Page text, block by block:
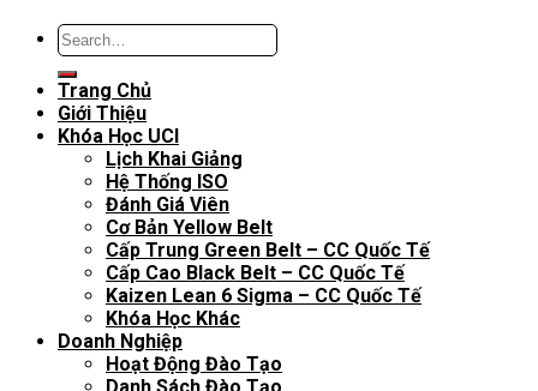
Trang Chủ
Giới Thiệu
Khóa Học UCI
Lịch Khai Giảng
Hệ Thống ISO
Đánh Giá Viên
Cơ Bản Yellow Belt
Cấp Trung Green Belt – CC Quốc Tế
Cấp Cao Black Belt – CC Quốc Tế
Kaizen Lean 6 Sigma – CC Quốc Tế
Khóa Học Khác
Doanh Nghiệp
Hoạt Động Đào Tạo